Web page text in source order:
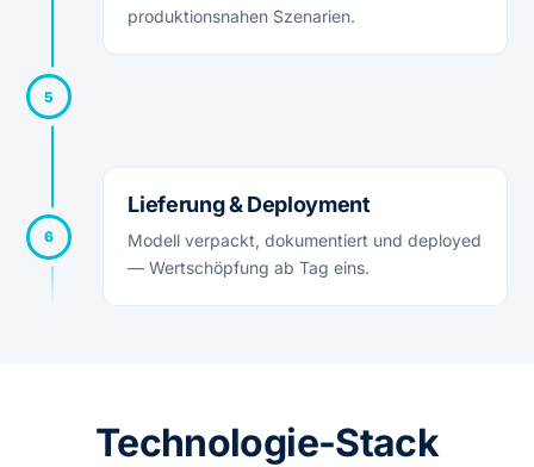
produktionsnahen Szenarien.
5
6
Lieferung & Deployment
Modell verpackt, dokumentiert und deployed
— Wertschöpfung ab Tag eins.
Technologie-Stack